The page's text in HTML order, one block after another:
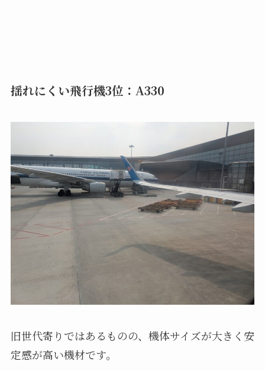
揺れにくい飛行機3位：A330
旧世代寄りではあるものの、機体サイズが大きく安
定感が高い機材です。